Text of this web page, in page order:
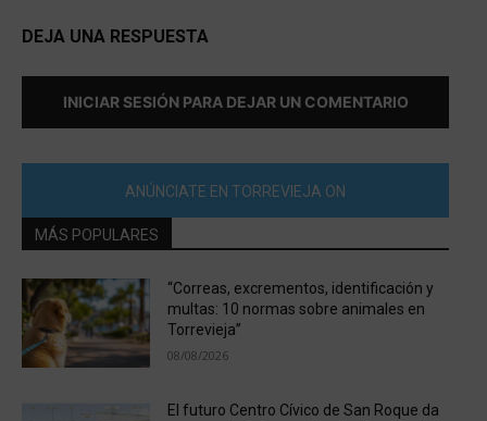
DEJA UNA RESPUESTA
INICIAR SESIÓN PARA DEJAR UN COMENTARIO
ANÚNCIATE EN TORREVIEJA ON
MÁS POPULARES
“Correas, excrementos, identificación y
multas: 10 normas sobre animales en
Torrevieja”
08/08/2026
El futuro Centro Cívico de San Roque da